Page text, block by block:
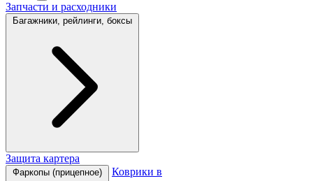
Запчасти и расходники
Багажники, рейлинги, боксы
Защита картера
Фаркопы (прицепное) Коврики в